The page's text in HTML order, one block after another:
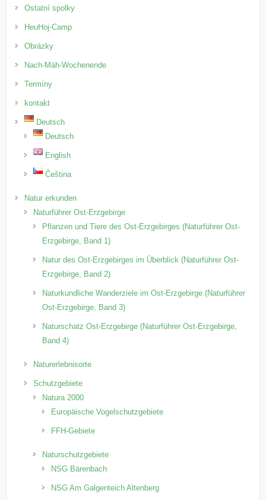
Ostatní spolky
HeuHoj-Camp
Obrázky
Nach-Mäh-Wochenende
Termíny
kontakt
Deutsch
Deutsch
English
Čeština
Natur erkunden
Naturführer Ost-Erzgebirge
Pflanzen und Tiere des Ost-Erzgebirges (Naturführer Ost-
Erzgebirge, Band 1)
Natur des Ost-Erzgebirges im Überblick (Naturführer Ost-
Erzgebirge, Band 2)
Naturkundliche Wanderziele im Ost-Erzgebirge (Naturführer
Ost-Erzgebirge, Band 3)
Naturschatz Ost-Erzgebirge (Naturführer Ost-Erzgebirge,
Band 4)
Naturerlebnisorte
Schutzgebiete
Natura 2000
Europäische Vogelschutzgebiete
FFH-Gebiete
Naturschutzgebiete
NSG Bärenbach
NSG Am Galgenteich Altenberg